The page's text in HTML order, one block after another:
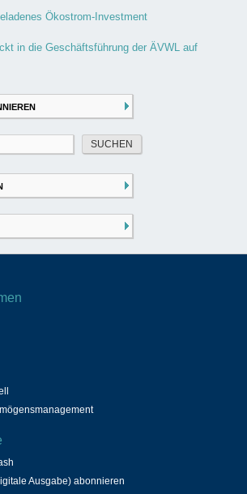
Ökostrom-Investment
in die Geschäftsführung der ÄVWL auf
Ausgabe) abonnieren